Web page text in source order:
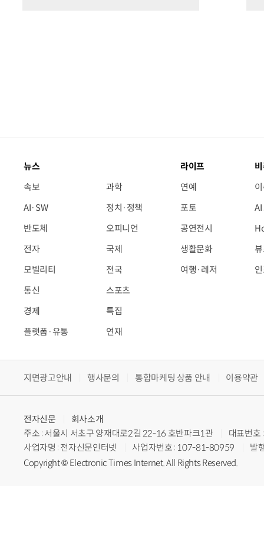
뉴스
속보
AI·SW
반도체
전자
모빌리티
통신
경제
플랫폼·유통
과학
정치·정책
오피니언
국제
전국
스포츠
특집
연재
라이프
연예
포토
공연전시
생활문화
여행·레저
지면광고안내 행사문의 통합마케팅 상품 안내 이용약관
전자신문
회사소개
주소 : 서울시 서초구 양재대로2길 22-16 호반파크1관
대표번
사업자명 : 전자신문인터넷
사업자번호 : 107-81-80959
발
Copyright © Electronic Times Internet. All Rights Reserved.